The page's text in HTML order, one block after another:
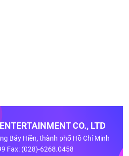
CO., LTD
Bảy Hiền, thành phố Hồ Chí Minh
Fax: (028)-6268.0458